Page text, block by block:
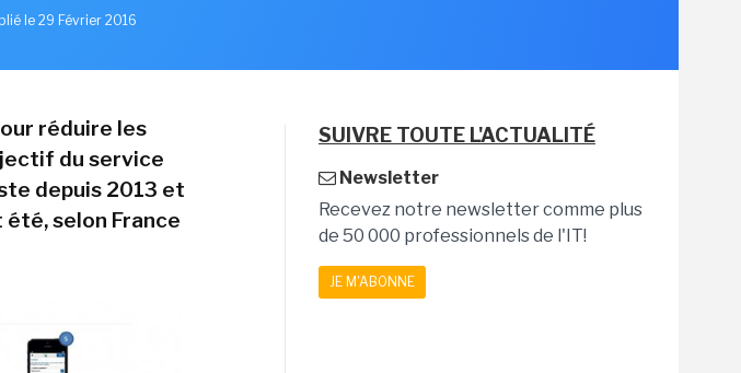
le 29 Février 2016
réduire les
du service
depuis 2013 et
selon France
SUIVRE TOUTE L'ACTUALITÉ
Newsletter
Recevez notre newsletter comme plus
de 50 000 professionnels de l'IT!
JE M'ABONNE